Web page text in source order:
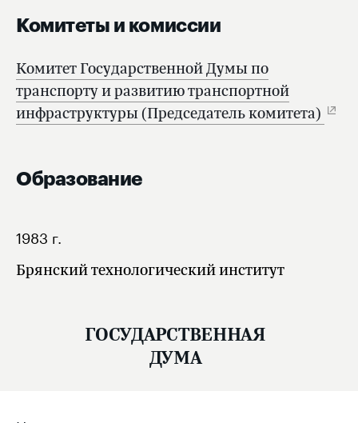
Комитеты и комиссии
Комитет Государственной Думы по
транспорту и развитию транспортной
инфраструктуры (Председатель комитета)
Образование
1983 г.
Брянский технологический институт
ГОСУДАРСТВЕННАЯ
ДУМА